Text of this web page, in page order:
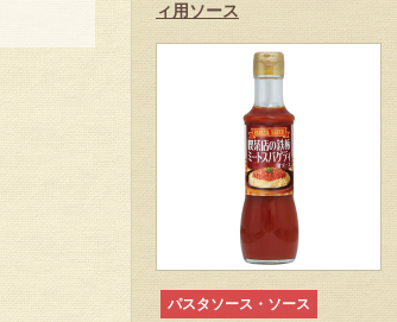
ィ用ソース
パスタソース・ソース